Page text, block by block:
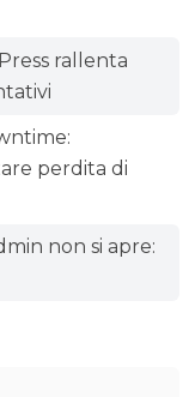
rallenta
perdita di
non si apre: